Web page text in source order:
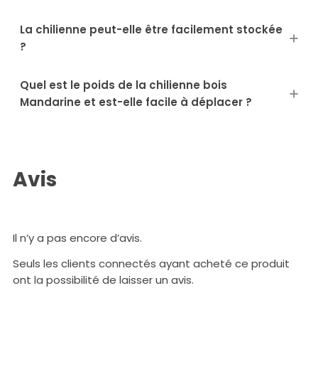
La chilienne peut-elle être facilement stockée
?
Quel est le poids de la chilienne bois
Mandarine et est-elle facile à déplacer ?
Avis
Il n’y a pas encore d’avis.
Seuls les clients connectés ayant acheté ce produit
ont la possibilité de laisser un avis.